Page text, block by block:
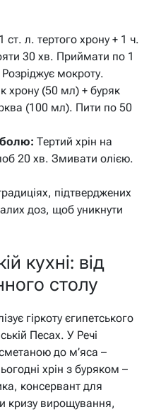
1 ст. л. тертого хрону + 1 ч.
30 хв. Приймати по 1
мокроту.
хрону (50 мл) + буряк
(100 мл). Пити по 50
болю: Тертий хрін на
20 хв. Змивати олією.
підтверджених
доз, щоб уникнути
кухні: від
столу
гіркоту єгипетського
Песах. У Речі
до м’яса –
хрін з буряком –
консервант для
кризу вирощування,